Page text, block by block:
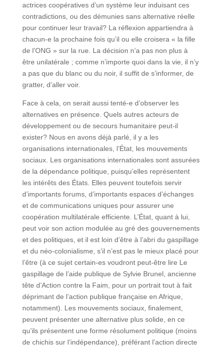
actrices coopératives d’un système leur induisant ces
contradictions, ou des démunies sans alternative réelle
pour continuer leur travail? La réflexion appartiendra à
chacun-e la prochaine fois qu’il ou elle croisera « la fille
de l’ONG » sur la rue. La décision n’a pas non plus à
être unilatérale ; comme n’importe quoi dans la vie, il n’y
a pas que du blanc ou du noir, il suffit de s’informer, de
gratter, d’aller voir.
Face à cela, on serait aussi tenté-e d’observer les
alternatives en présence. Quels autres acteurs de
développement ou de secours humanitaire peut-il
exister? Nous en avons déjà parlé, il y a les
organisations internationales, l’État, les mouvements
sociaux. Les organisations internationales sont assurées
de la dépendance politique, puisqu’elles représentent
les intérêts des États. Elles peuvent toutefois servir
d’importants forums, d’importants espaces d’échanges
et de communications uniques pour assurer une
coopération multilatérale efficiente. L’État, quant à lui,
peut voir son action modulée au gré des gouvernements
et des politiques, et il est loin d’être à l’abri du gaspillage
et du néo-colonialisme, s’il n’est pas le mieux placé pour
l’être (à ce sujet certain-es voudront peut-être lire Le
gaspillage de l’aide publique de Sylvie Brunel, ancienne
tête d’Action contre la Faim, pour un portrait tout à fait
déprimant de l’action publique française en Afrique,
notamment). Les mouvements sociaux, finalement,
peuvent présenter une alternative plus solide, en ce
qu’ils présentent une forme résolument politique (moins
de chichis sur l’indépendance), préférant l’action directe